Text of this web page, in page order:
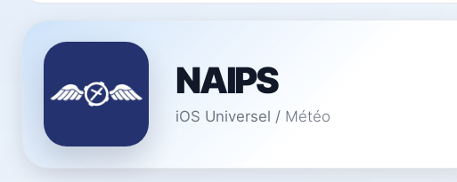
NAIPS
iOS Universel / Météo